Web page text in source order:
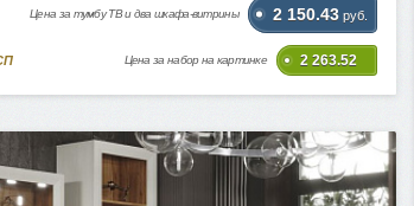
Цена за тумбу ТВ и два шкафа-витрины 2 150.43 руб.
Цена за набор на картинке 2 263.52